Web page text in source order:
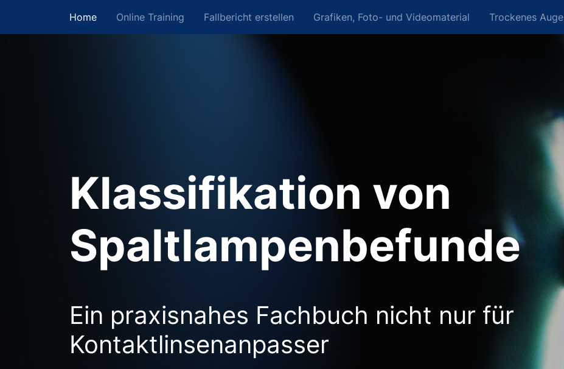
Home Online Training Fallbericht erstellen Grafiken, Foto- und Videomaterial Trockenes Auge
Klassifikation von
Spaltlampenbefunde
Ein praxisnahes Fachbuch nicht nur für
Kontaktlinsenanpasser